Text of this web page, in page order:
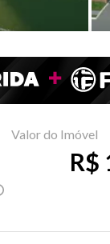
Valor do Imóvel
R$